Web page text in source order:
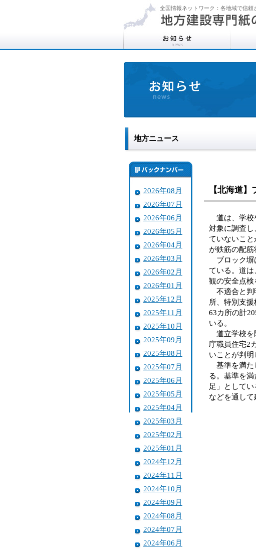
全国情報ネットワーク：各地域で信頼
地方ニュース
2026年08月
2026年07月
2026年06月
2026年05月
2026年04月
2026年03月
2026年02月
2026年01月
2025年12月
2025年11月
2025年10月
2025年09月
2025年08月
2025年07月
2025年06月
2025年05月
2025年04月
2025年03月
2025年02月
2025年01月
2024年12月
2024年11月
2024年10月
2024年09月
2024年08月
2024年07月
2024年06月
【北海道
道は、学校
対象に調査
ていないこ
が鉄筋の配筋
ブロック塀
ている。道
観の安全点検
不適合と判
所、特別支
63カ所の計
いる。
道立学校を
庁職員住宅2
いことが判明
基準を満た
る。基準を
足」として
などを通して